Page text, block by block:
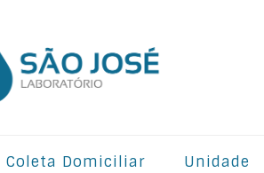
Coleta Domiciliar Unidade